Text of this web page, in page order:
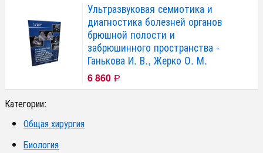
Ультразвуковая семиотика и
диагностика болезней органов
брюшной полости и
забрюшинного пространства -
Ганькова И. В., Жерко О. М.
6 860 Р
Категории:
Общая хирургия
Биология